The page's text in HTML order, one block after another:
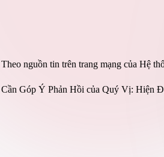
Theo nguồn tin trên trang mạng của Hệ
Cần Góp Ý Phản Hồi của Quý Vị: Hiện